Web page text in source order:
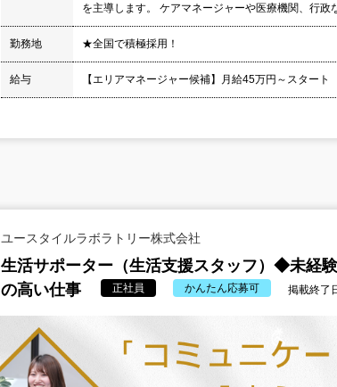
を主導します。 ケアマネージャーや医療機関、行
勤務地 ★全国で積極採用！
給与 【エリアマネージャー候補】月給45万円～スター
ユースタイルラボラトリー株式会社
生活サポーター（生活支援スタッフ）◆未経
の高い仕事
正社員 かんたん応募可 掲載終了